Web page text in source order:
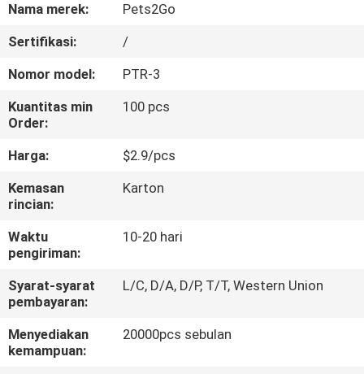
PABRIK
HUBUNGI
KAMI
PERMINTAAN
PENAWARAN
BLOG/NEWS
SITEMAP
Nama merek:
Pets2Go
Sertifikasi:
/
Nomor model:
PTR-3
Kuantitas min
Order:
100 pcs
Harga:
$2.9/pcs
Kemasan
rincian:
Karton
Waktu
pengiriman:
10-20 hari
Syarat-syarat
pembayaran:
L/C, D/A, D/P, T/T, Western Union
Menyediakan
kemampuan:
20000pcs sebulan